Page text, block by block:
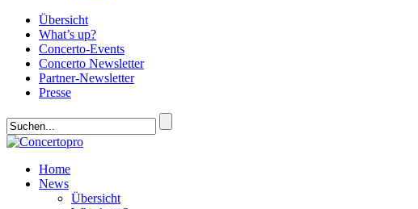
Übersicht
What’s up?
Concerto-Events
Concerto Newsletter
Partner-Newsletter
Presse
Home
News
Übersicht